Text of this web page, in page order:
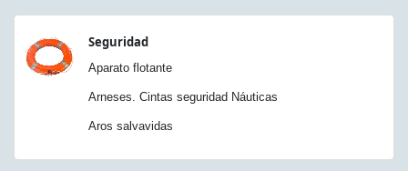
Seguridad
Aparato flotante
Arneses. Cintas seguridad Náuticas
Aros salvavidas